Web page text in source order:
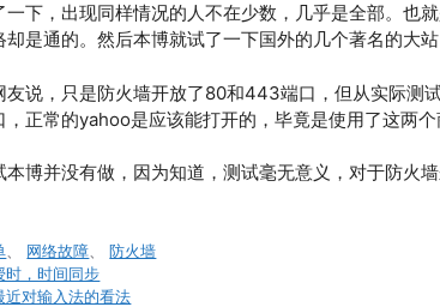
一下，出现同样情况的人不在少数，几乎是全部。也
却是通的。然后本博就试了一下国外的几个著名的大
友说，只是防火墙开放了80和443端口，但从实际测
，正常的yahoo是应该能打开的，毕竟是使用了这两个
本博并没有做，因为知道，测试毫无意义，对于防火
网络故障
防火墙
时，时间同步
近对输入法的看法